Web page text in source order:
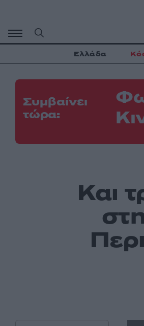
περιεχόμενο
Ελλάδα
Συμβαίνει
τώρα:
Και